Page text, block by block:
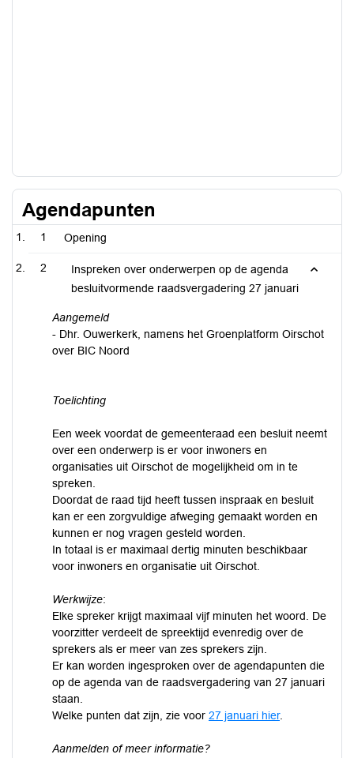
Agendapunten
1 Opening
2
Inspreken over onderwerpen op de agenda
besluitvormende raadsvergadering 27 januari
Aangemeld
- Dhr. Ouwerkerk, namens het Groenplatform Oirschot
over BIC Noord
Toelichting
Een week voordat de gemeenteraad een besluit neemt
over een onderwerp is er voor inwoners en
organisaties uit Oirschot de mogelijkheid om in te
spreken.
Doordat de raad tijd heeft tussen inspraak en besluit
kan er een zorgvuldige afweging gemaakt worden en
kunnen er nog vragen gesteld worden.
In totaal is er maximaal dertig minuten beschikbaar
voor inwoners en organisatie uit Oirschot.
Werkwijze:
Elke spreker krijgt maximaal vijf minuten het woord. De
voorzitter verdeelt de spreektijd evenredig over de
sprekers als er meer van zes sprekers zijn.
Er kan worden ingesproken over de agendapunten die
op de agenda van de raadsvergadering van 27 januari
staan.
Welke punten dat zijn, zie voor 27 januari hier.
Aanmelden of meer informatie?